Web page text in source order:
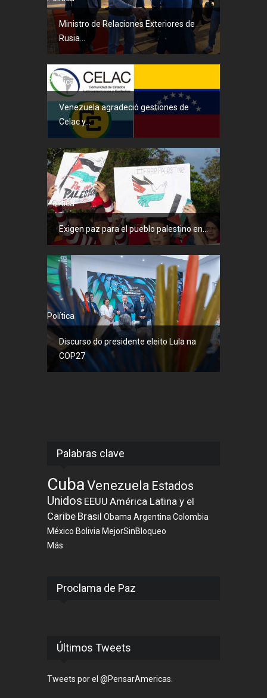
Ministro de Relaciones Exteriores de
Rusia...
Política
Venezuela agradeció gestiones de
Celac y...
Política
Exigen paz para el pueblo palestino en...
Política
Discurso do presidente eleito Lula na
COP27
Palabras clave
CubaVenezuela Estados
Unidos EEUU América Latina y el
Caribe Brasil ObamaArgentinaColombia
México Bolivia MejorSinBloqueo
Más
Proclama de Paz
Últimos Tweets
Tweets por el @PensarAmericas.